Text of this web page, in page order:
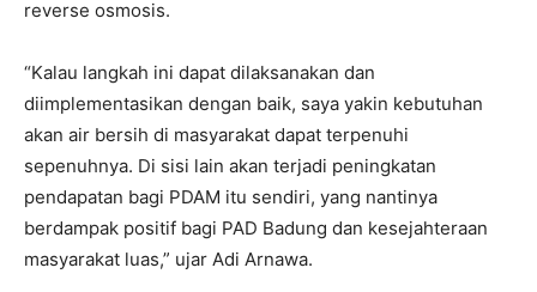
reverse osmosis.
“Kalau langkah ini dapat dilaksanakan dan
diimplementasikan dengan baik, saya yakin kebutuhan
akan air bersih di masyarakat dapat terpenuhi
sepenuhnya. Di sisi lain akan terjadi peningkatan
pendapatan bagi PDAM itu sendiri, yang nantinya
berdampak positif bagi PAD Badung dan kesejahteraan
masyarakat luas,” ujar Adi Arnawa.